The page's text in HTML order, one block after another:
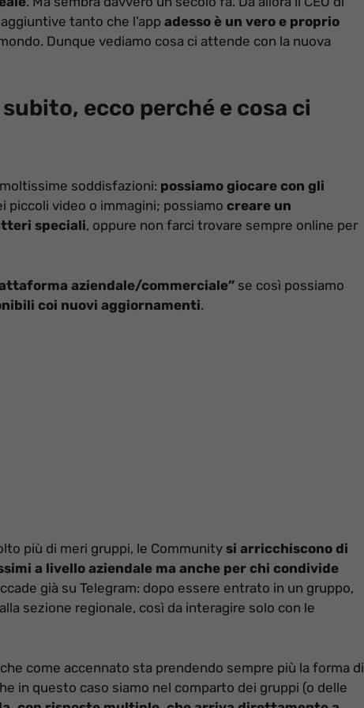
tanto che l’app adesso è un vero e proprio
Dunque vediamo cosa ci attende con la nuova
ecco perché e cosa ci
soddisfazioni: possiamo giocare con gli
video o immagini; possiamo creare un
speciali, oppure non farci trovare sempre online per
aziendale/commerciale” se così possiamo
coi nuovi aggiornamenti.
più di meri gruppi, le Community si arricchiscono di
a livello aziendale ma anche per chi condivide
già su Telegram: dopo essere entrato in un gruppo,
sezione regionale, così da interagire solo con le
come accennato sta prendendo sempre più la forma di
in questo caso siamo nel comparto dei gruppi (o delle